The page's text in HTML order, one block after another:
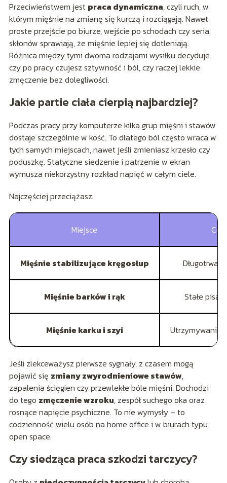
Przeciwieństwem jest praca dynamiczna, czyli ruch, w
którym mięśnie na zmianę się kurczą i rozciągają. Nawet
proste przejście po biurze, wejście po schodach czy seria
skłonów sprawiają, że mięśnie lepiej się dotleniają.
Różnica między tymi dwoma rodzajami wysiłku decyduje,
czy po pracy czujesz sztywność i ból, czy raczej lekkie
zmęczenie bez dolegliwości.
Jakie partie ciała cierpią najbardziej?
Podczas pracy przy komputerze kilka grup mięśni i stawów
dostaje szczególnie w kość. To dlatego ból często wraca w
tych samych miejscach, nawet jeśli zmieniasz krzesło czy
poduszkę. Statyczne siedzenie i patrzenie w ekran
wymusza niekorzystny rozkład napięć w całym ciele.
Najczęściej przeciążasz:
Miejsce Co
Mięśnie stabilizujące kręgosłup
Mięśnie barków i rąk Stałe
Mięśnie karku i szyi Utrzymywanie
Jeśli zlekceważysz pierwsze sygnały, z czasem mogą
pojawić się zmiany zwyrodnieniowe stawów,
zapalenia ścięgien czy przewlekłe bóle mięśni. Dochodzi
do tego zmęczenie wzroku, zespół suchego oka oraz
rosnące napięcie psychiczne. To nie wymysły – to
codzienność wielu osób na home office i w biurach typu
open space.
Czy siedząca praca szkodzi tarczycy?